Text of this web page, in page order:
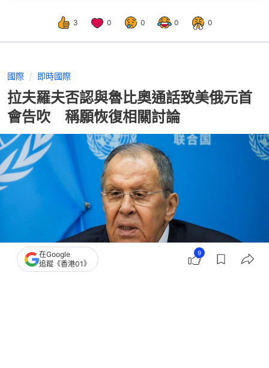
3 0 0 0 0
國際 即時國際
拉夫羅夫否認與魯比奧通話致美俄元首
會告吹 稱願恢復相關討論
在Google
追蹤《香港01》
9